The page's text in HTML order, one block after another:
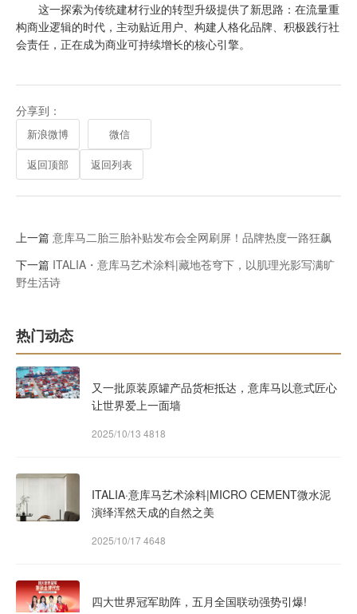
这一探索为传统建材行业的转型升级提供了新思路：在流量重
构商业逻辑的时代，主动贴近用户、构建人格化品牌、积极践行社
会责任，正在成为商业可持续增长的核心引擎。
分享到：
新浪微博
微信
返回顶部
返回列表
上一篇 意库马二胎三胎补贴发布会全网刷屏！品牌热度一路狂飙
下一篇 ITALIA・意库马艺术涂料|藏地苍穹下，以肌理光影写满旷
野生活诗
热门动态
又一批原装原罐产品货柜抵达，意库马以意式匠心
让世界爱上一面墙
2025/10/13 4818
ITALIA·意库马艺术涂料|MICRO CEMENT微水泥
演绎浑然天成的自然之美
2025/10/174648
四大世界冠军助阵，五月全国联动强势引爆!